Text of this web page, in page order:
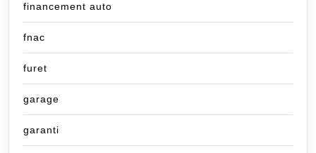
financement auto
fnac
furet
garage
garanti